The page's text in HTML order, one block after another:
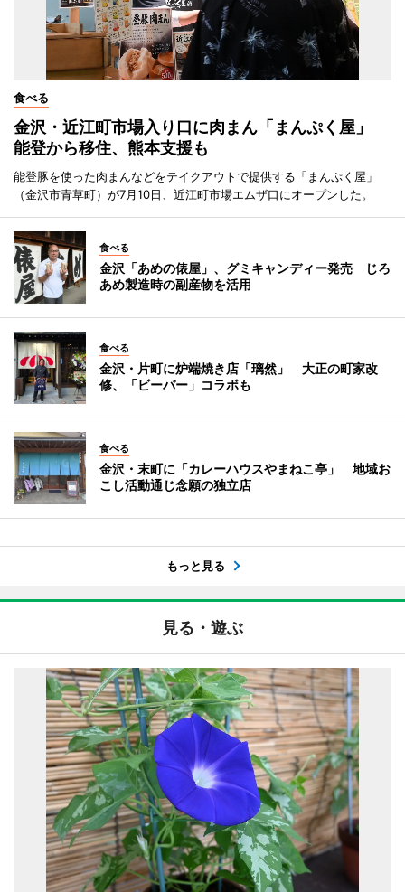
食べる
金沢・近江町市場入り口に肉まん「まんぷく屋」
能登から移住、熊本支援も
能登豚を使った肉まんなどをテイクアウトで提供する「まんぷく屋」
（金沢市青草町）が7月10日、近江町市場エムザ口にオープンした。
食べる
金沢「あめの俵屋」、グミキャンディー発売 じろ
あめ製造時の副産物を活用
食べる
金沢・片町に炉端焼き店「璃然」 大正の町家改
修、「ビーバー」コラボも
食べる
金沢・末町に「カレーハウスやまねこ亭」 地域お
こし活動通じ念願の独立店
もっと見る
見る・遊ぶ